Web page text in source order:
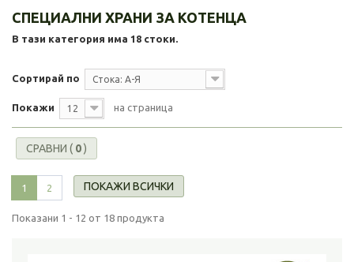
СПЕЦИАЛНИ ХРАНИ ЗА КОТЕНЦА
В тази категория има 18 стоки.
Сортирай по Стока: А-Я
Покажи 12 на страница
СРАВНИ ( 0)
ПОКАЖИ ВСИЧКИ
1 2
Показани 1 - 12 от 18 продукта